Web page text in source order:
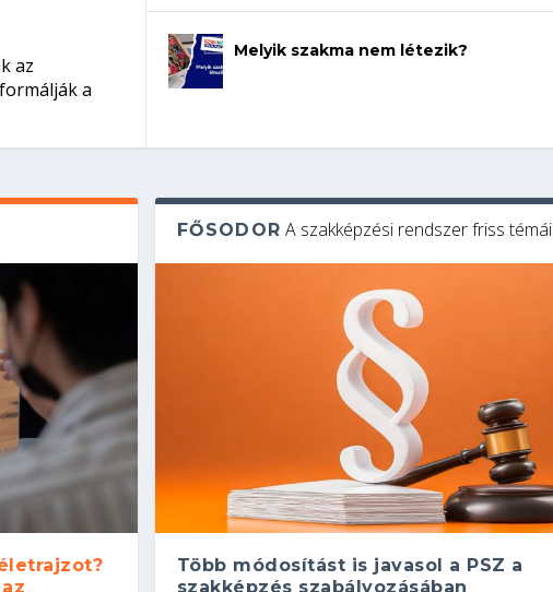
az
a
Melyik szakma nem létezik?
FŐSODOR A szakképzési rendszer friss témái
Több módosítást is javasol a PSZ a
szakképzés szabályozásában